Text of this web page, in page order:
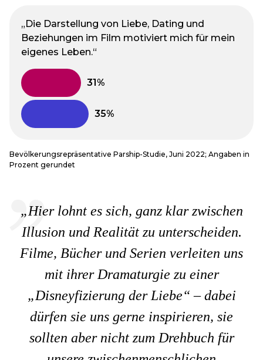
„Die Darstellung von Liebe, Dating und
Beziehungen im Film motiviert mich für mein
eigenes Leben.“
Bevölkerungsrepräsentative Parship-Studie, Juni 2022; Angaben in
Prozent gerundet
„Hier lohnt es sich, ganz klar zwischen
Illusion und Realität zu unterscheiden.
Filme, Bücher und Serien verleiten uns
mit ihrer Dramaturgie zu einer
„Disneyfizierung der Liebe“ – dabei
dürfen sie uns gerne inspirieren, sie
sollten aber nicht zum Drehbuch für